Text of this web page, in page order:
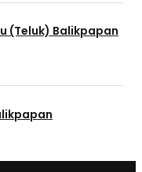
(Teluk) Balikpapan